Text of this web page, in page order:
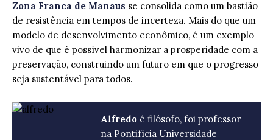
Zona Franca de Manaus se consolida como um bastião
de resistência em tempos de incerteza. Mais do que um
modelo de desenvolvimento econômico, é um exemplo
vivo de que é possível harmonizar a prosperidade com a
preservação, construindo um futuro em que o progresso
seja sustentável para todos.
Alfredo é filósofo, foi professor
na Pontifícia Universidade